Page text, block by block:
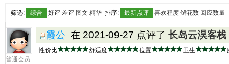
筛选: 综合 好评 差评 图文 精华 排序: 最新点评 喜欢程度 鲜花数 回应数量
普通会员
霞公 在 2021-09-27 点评了 长岛云淏客栈
性价比 舒适度 位置 卫生